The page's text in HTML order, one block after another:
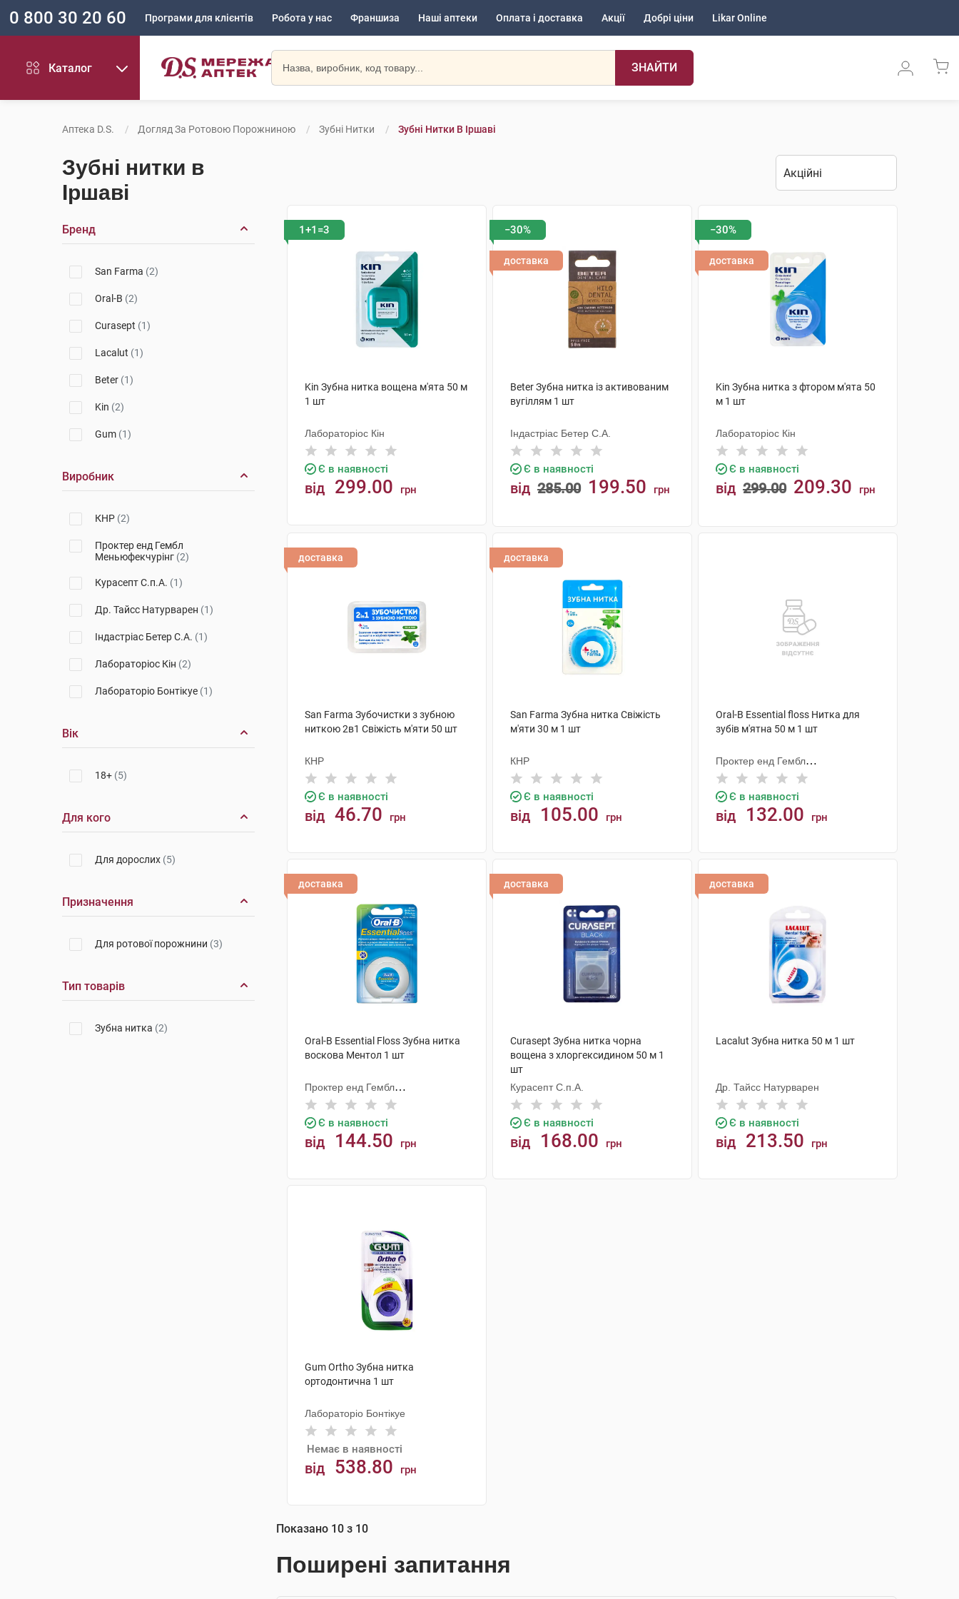
0 800 30 20 60 Програми для клієнтів Робота у нас Франшиза Наші аптеки Оплата і доставка Акції Добрі ціни Likar Online
Каталог ЗНАЙТИ
Аптека D.S. Догляд За Ротовою Порожниною Зубні Нитки Зубні Нитки В Іршаві
Зубні нитки в
Іршаві
Бренд
San Farma (2)
Oral-B (2)
Curasept (1)
Lacalut (1)
Beter (1)
Kin (2)
Gum (1)
Виробник
КНР (2)
Проктер енд Гембл
Меньюфекчурінг (2)
Курасепт С.п.А. (1)
Др. Тайсс Натурварен (1)
Індастріас Бетер С.А. (1)
Лабораторіос Кін (2)
Лабораторіо Бонтікуе (1)
Вік
18+ (5)
Для кого
Для дорослих (5)
Призначення
Для ротової порожнини (3)
Тип товарів
Зубна нитка (2)
1+1=3
Kin Зубна нитка вощена м'ята 50 м
1 шт
Лабораторіос Кін
Є в наявності
від 299.00 грн
−30%
доставка
Beter Зубна нитка із активованим
вугіллям 1 шт
Індастріас Бетер С.А.
Є в наявності
від 285.00 199.50 грн
−30%
доставка
Kin Зубна нитка з фтором м'ята 50
м 1 шт
Лабораторіос Кін
Є в наявності
від 299.00 209.30 грн
доставка
San Farma Зубочистки з зубною
ниткою 2в1 Свіжість м'яти 50 шт
КНР
Є в наявності
від 46.70 грн
доставка
San Farma Зубна нитка Свіжість
м'яти 30 м 1 шт
КНР
Є в наявності
від 105.00 грн
Oral-B Essential floss Нитка для
зубів м'ятна 50 м 1 шт
Проктер енд Гембл
Меньюфекчурінг
Є в наявності
від 132.00 грн
доставка
Oral-B Essential Floss Зубна нитка
воскова Ментол 1 шт
Проктер енд Гембл
Меньюфекчурінг
Є в наявності
від 144.50 грн
доставка
Curasept Зубна нитка чорна
вощена з хлоргексидином 50 м 1
шт
Курасепт С.п.А.
Є в наявності
від 168.00 грн
доставка
Lacalut Зубна нитка 50 м 1 шт
Др. Тайсс Натурварен
Є в наявності
від 213.50 грн
Gum Ortho Зубна нитка
ортодонтична 1 шт
Лабораторіо Бонтікуе
Немає в наявності
від 538.80 грн
АНАЛОГИ
Показано 10 з 10
Поширені запитання